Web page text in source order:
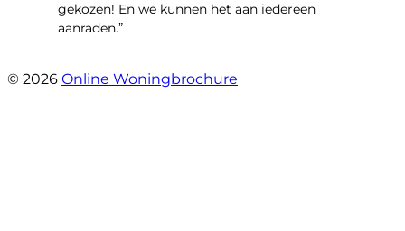
gekozen! En we kunnen het aan iedereen
aanraden.”
© 2026 Online Woningbrochure